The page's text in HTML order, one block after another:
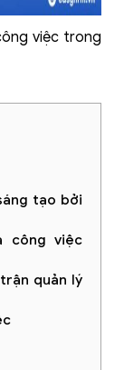
việc trong
tạo bởi
công việc
quản lý